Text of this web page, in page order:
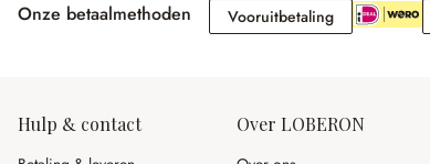
Onze betaalmethoden VooruitbetalingVooruitbetaling
Hulp & contact Over LOBERON